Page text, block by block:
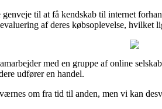
til at få kendskab til internet
af deres købsoplevelse, hvilket
med en gruppe af online
udfører en handel.
om fra tid til anden, men vi kan